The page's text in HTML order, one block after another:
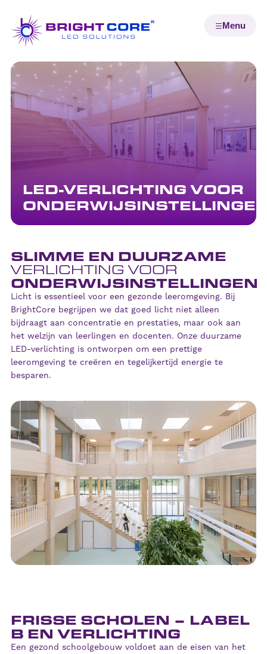
LED-VERLICHTING VOOR
SLIMME EN DUURZAME
VERLICHTING VOOR
ONDERWIJSINSTELLINGEN
Licht is essentieel voor een gezonde leeromgeving. Bij
BrightCore begrijpen we dat goed licht niet alleen
bijdraagt aan concentratie en prestaties, maar ook aan
het welzijn van leerlingen en docenten. Onze duurzame
LED-verlichting is ontworpen om een prettige
leeromgeving te creëren en tegelijkertijd energie te
besparen.
FRISSE SCHOLEN – LABEL
B EN VERLICHTING
Een gezond schoolgebouw voldoet aan de eisen van het